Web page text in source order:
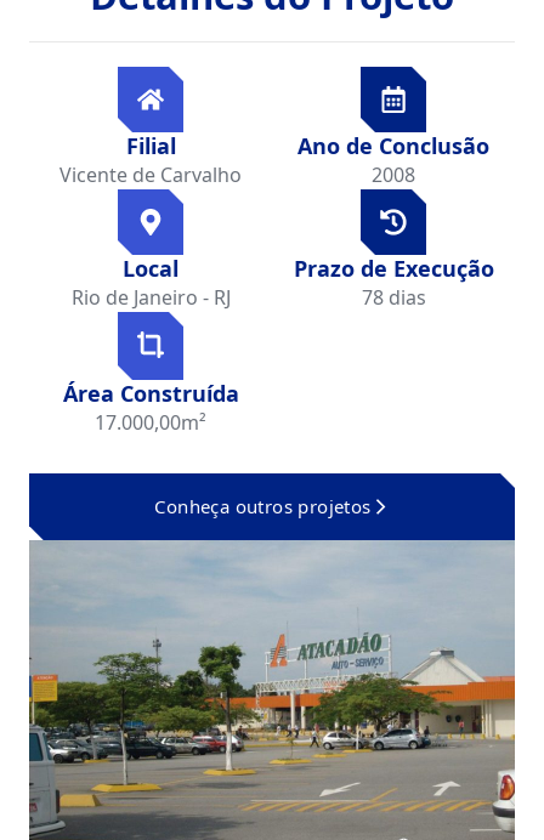
Filial
Vicente de Carvalho
Ano de Conclusão
2008
Local
Rio de Janeiro - RJ
Prazo de Execução
78 dias
Área Construída
17.000,00m²
Conheça outros projetos